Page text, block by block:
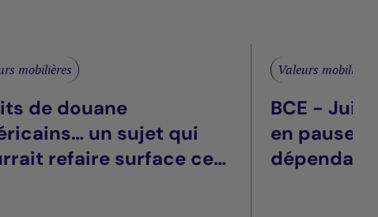
mobilières
de douane
un sujet qui
refaire surface cet
Valeurs mobilières
BCE -
en pause,